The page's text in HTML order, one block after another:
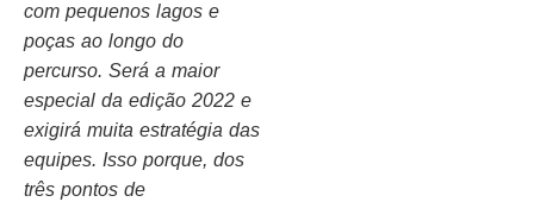
com pequenos lagos e
poças ao longo do
percurso. Será a maior
especial da edição 2022 e
exigirá muita estratégia das
equipes. Isso porque, dos
três pontos de